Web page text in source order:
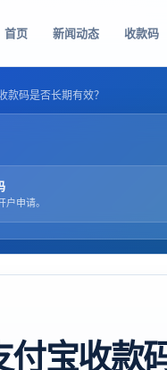
首页 新闻动态 收款码
款码是否长期有效？
户申请。
付宝收款